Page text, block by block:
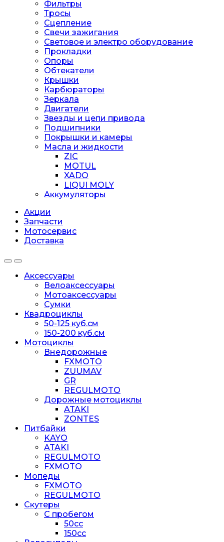
Фильтры
Тросы
Сцепление
Свечи зажигания
Световое и электро оборудование
Прокладки
Опоры
Обтекатели
Крышки
Карбюраторы
Зеркала
Двигатели
Звезды и цепи привода
Подшипники
Покрышки и камеры
Масла и жидкости
ZIC
MOTUL
XADO
LIQUI MOLY
Аккумуляторы
Акции
Запчасти
Мотосервис
Доставка
Аксессуары
Велоаксессуары
Мотоаксессуары
Сумки
Квадроциклы
50-125 куб.см
150-200 куб.см
Мотоциклы
Внедорожные
FXMOTO
ZUUMAV
GR
REGULMOTO
Дорожные мотоциклы
ATAKI
ZONTES
Питбайки
KAYO
ATAKI
REGULMOTO
FXMOTO
Мопеды
FXMOTO
REGULMOTO
Скутеры
С пробегом
50cc
150cc